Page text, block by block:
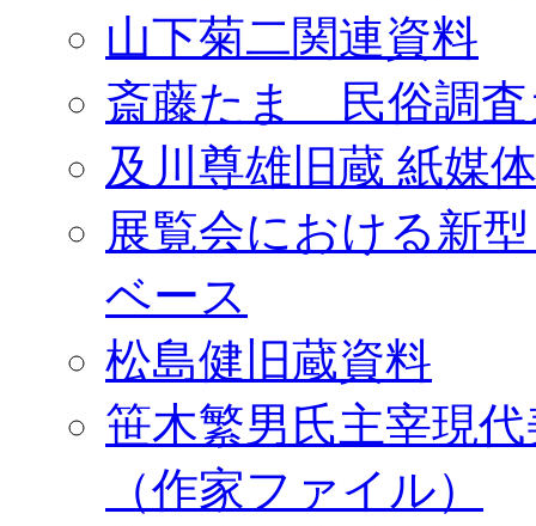
山下菊二関連資料
斎藤たま 民俗調査
及川尊雄旧蔵 紙媒
展覧会における新
ベース
松島健旧蔵資料
笹木繁男氏主宰現
（作家ファイル）